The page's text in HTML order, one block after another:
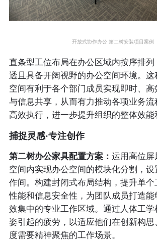
开放式协作办公 第二树安装项目案例
直条型工位布局在办公区域内按序排列
透且具备开阔视野的办公空间环境。
空间有利于各个部门成员实现即时、
与信息共享，从而有力推动各项业务
高效执行，进一步提升组织的整体效能
捕捉灵感·专注创作
第二树办公家具配置方案： 运用高位屏
空间内实现办公空间的模块化分割，
作间。构建封闭式布局结构，提升单
性能和信息安全性，为团队成员打造
效集中的专业工作区域。通过人体工
姿引起的疲劳，以适应他们在创新构
度需要精神聚焦的工作场景。